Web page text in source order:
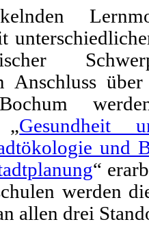
„Gesundheit
und
“
werden
allen drei